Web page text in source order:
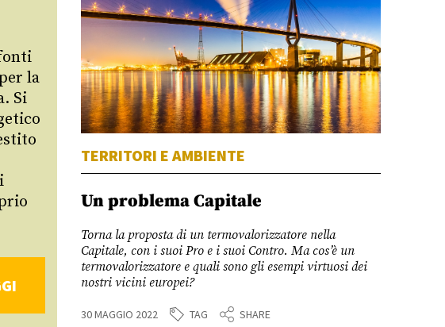
TERRITORI E AMBIENTE
Un problema Capitale
Torna la proposta di un termovalorizzatore nella
Capitale, con i suoi Pro e i suoi Contro. Ma cos’è un
termovalorizzatore e quali sono gli esempi virtuosi dei
nostri vicini europei?
30 MAGGIO 2022 TAG SHARE
la
Si